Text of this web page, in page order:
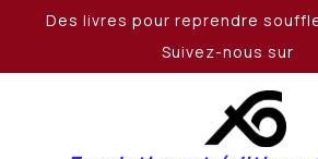
Des livres pour reprendre
Suivez-nous sur